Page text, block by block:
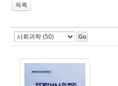
목록
Go